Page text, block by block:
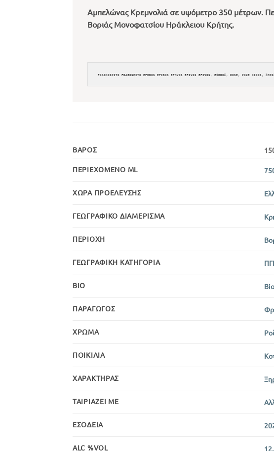
Αμπελώνας Κρεμνολιά σε υψόμετρο 350 μέτρων.
Βοριάς Μονοφατσίου Ηράκλειου Κρήτης.
ΒΆΡΟΣ
ΠΕΡΙΕΧΌΜΕΝΟ ML
ΧΏΡΑ ΠΡΟΈΛΕΥΣΗΣ
ΓΕΩΓΡΑΦΙΚΌ ΔΙΑΜΈΡΙΣΜΑ
ΠΕΡΙΟΧΉ
ΓΕΩΓΡΑΦΙΚΉ ΚΑΤΗΓΟΡΊΑ
BIO Bio
ΠΑΡΑΓΩΓΌΣ
ΧΡΏΜΑ
ΠΟΙΚΙΛΊΑ
ΧΑΡΑΚΤΉΡΑΣ
ΤΑΙΡΙΆΖΕΙ ΜΕ
ΕΣΟΔΕΊΑ
ALC %VOL